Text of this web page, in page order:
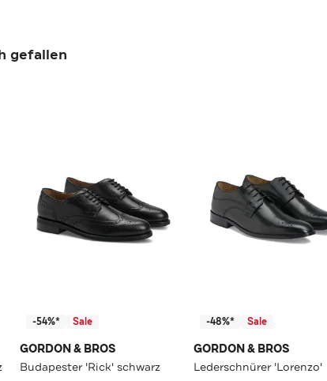
gefallen
-54%* Sale
GORDON & BROS
Budapester 'Rick' schwarz
-48%* Sale
GORDON & BROS
Lederschnürer 'Lorenzo'